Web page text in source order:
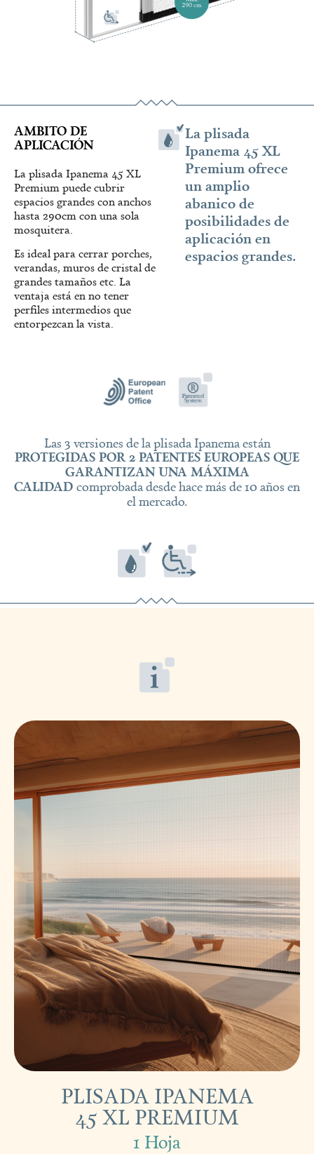
AMBITO DE
APLICACIÓN
La plisada Ipanema 45 XL
Premium puede cubrir
espacios grandes con anchos
hasta 290cm con una sola
mosquitera.
Es ideal para cerrar porches,
verandas, muros de cristal de
grandes tamaños etc. La
ventaja está en no tener
perfiles intermedios que
entorpezcan la vista.
La plisada
Ipanema 45 XL
Premium ofrece
un amplio
abanico de
posibilidades de
aplicación en
espacios grandes.
Las 3 versiones de la plisada Ipanema están
PROTEGIDAS POR 2 PATENTES EUROPEAS QUE
GARANTIZAN UNA MÁXIMA
CALIDAD comprobada desde hace más de 10 años en
el mercado.
PLISADA IPANEMA
45 XL PREMIUM
1 Hoja